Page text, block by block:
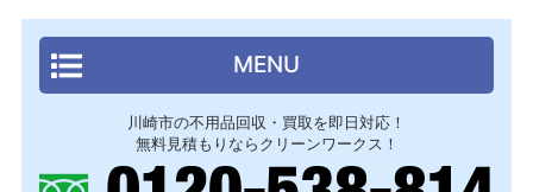
MENU
川崎市の不用品回収・買取を即日対応！
無料見積もりならクリーンワークス！